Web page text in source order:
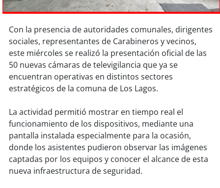
soyarica
soyiquique
soycalama
soyantofagasta
soyvalparaíso
soyquillota
soysanantonio
Con la presencia de autoridades comunales, dirigentes
sociales, representantes de Carabineros y vecinos,
este miércoles se realizó la presentación oficial de las
50 nuevas cámaras de televigilancia que ya se
encuentran operativas en distintos sectores
estratégicos de la comuna de Los Lagos.
La actividad permitió mostrar en tiempo real el
funcionamiento de los dispositivos, mediante una
pantalla instalada especialmente para la ocasión,
donde los asistentes pudieron observar las imágenes
captadas por los equipos y conocer el alcance de esta
nueva infraestructura de seguridad.